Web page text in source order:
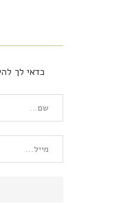
כדאי לך